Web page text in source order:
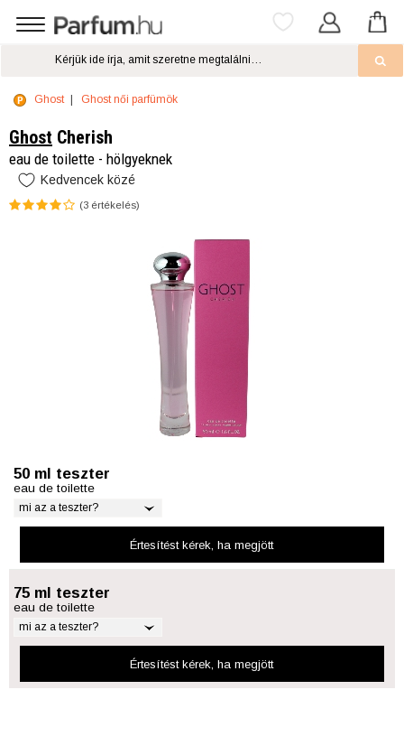
Ghost Ghost női parfümök
Ghost Cherish
eau de toilette - hölgyeknek
Kedvencek közé
(3 értékelés)
50 ml teszter
eau de toilette
mi az a teszter?
Értesítést kérek, ha megjött
75 ml teszter
eau de toilette
mi az a teszter?
Értesítést kérek, ha megjött